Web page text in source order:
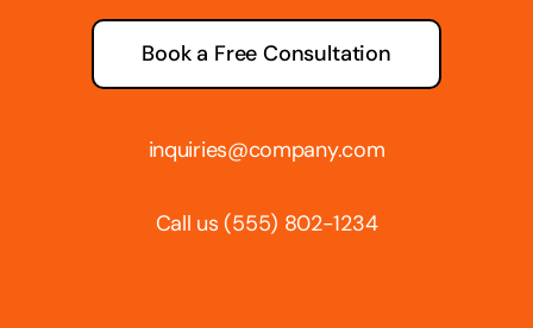
Book a Free Consultation
inquiries@company.com
Call us(555) 802-1234